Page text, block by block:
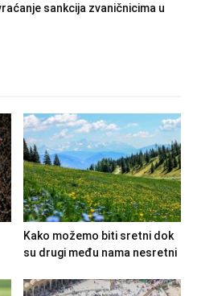
sankcija zvaničnicima u
Kako možemo biti sretni dok
su drugi među nama nesretni